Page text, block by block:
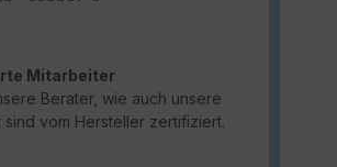
Mitarbeiter
Berater, wie auch unsere
sind vom Hersteller zertifiziert.